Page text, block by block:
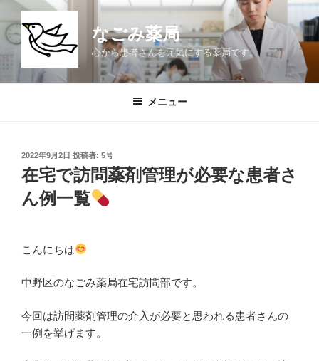
ン
テ
なごみ薬局
心から患者さんを元気にする薬局です。
メニュー
投
稿
日:
2022年9月2日 投稿者: 5号
在宅で訪問薬剤管理が必要な患者さ
ん例一覧
こんにちは
中野区のなごみ薬局在宅訪問部です。
今回は訪問薬剤管理の介入が必要と思われる患者さんの
一例を挙げます。